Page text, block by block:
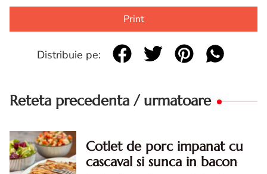
Print
Distribuie pe:
Reteta precedenta / urmatoare
Cotlet de porc impanat cu
cascaval si sunca in bacon